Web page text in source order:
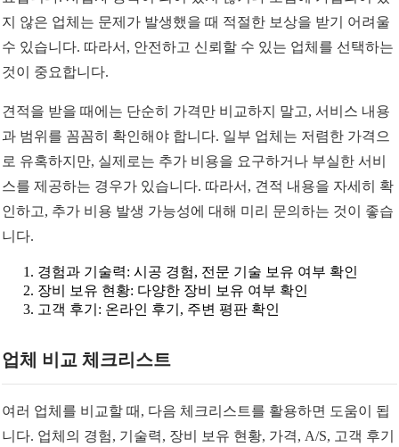
지 않은 업체는 문제가 발생했을 때 적절한 보상을 받기 어려울
수 있습니다. 따라서, 안전하고 신뢰할 수 있는 업체를 선택하는
것이 중요합니다.
견적을 받을 때에는 단순히 가격만 비교하지 말고, 서비스 내용
과 범위를 꼼꼼히 확인해야 합니다. 일부 업체는 저렴한 가격으
로 유혹하지만, 실제로는 추가 비용을 요구하거나 부실한 서비
스를 제공하는 경우가 있습니다. 따라서, 견적 내용을 자세히 확
인하고, 추가 비용 발생 가능성에 대해 미리 문의하는 것이 좋습
니다.
경험과 기술력: 시공 경험, 전문 기술 보유 여부 확인
장비 보유 현황: 다양한 장비 보유 여부 확인
고객 후기: 온라인 후기, 주변 평판 확인
업체 비교 체크리스트
여러 업체를 비교할 때, 다음 체크리스트를 활용하면 도움이 됩
니다. 업체의 경험, 기술력, 장비 보유 현황, 가격, A/S, 고객 후기